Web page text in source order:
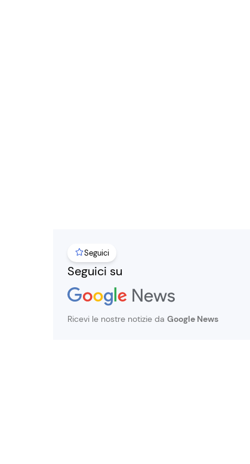
Seguici
Seguici su
Ricevi le nostre notizie da Google News